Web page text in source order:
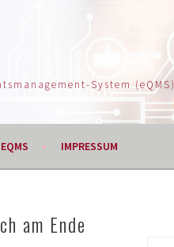
System (eQMS)
IMPRESSUM
am Ende